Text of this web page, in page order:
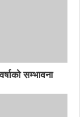
सम्भावना